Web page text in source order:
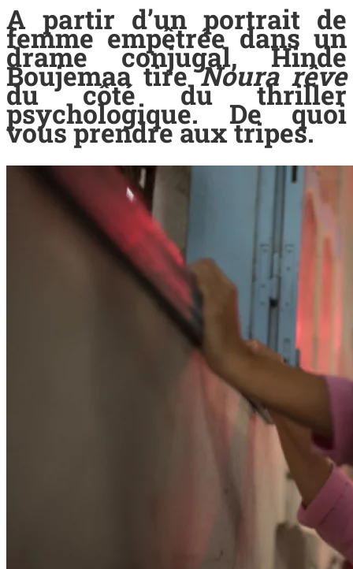
A partir d’un portrait de
femme empêtrée dans un
drame conjugal, Hinde
Boujemaa tireNoura rêve
du côté du thriller
psychologique. De quoi
vous prendre aux tripes.